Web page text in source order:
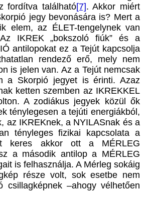
fordítva található[7]. Akkor miért
jegy bevonására is? Mert a
elem, az ÉLET-tengelynek van
IKREK „bokszoló fiúk” és a
antilopokat ez a Tejút kapcsolja
rendező erő, mely nem
is jelen van. Az a Tejút nemcsak
a Skorpió jegyet is érinti. Azaz
ketten szemben az IKREKKEL
A zodiákus jegyek közül ők
ténylegesen a tejúti energiákból,
az IKREKnek, a NYILASnak és a
tényleges fizikai kapcsolata a
keres akkor ott a MÉRLEG
a második antilop a MÉRLEG
is felhasználja. A Mérleg sokáig
része volt, sok esetbe nem
csillagképnek –ahogy vélhetően